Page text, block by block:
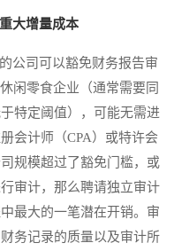
大增量成本
司可以豁免财务报告审
闲零食企业（通常需要同
特定阈值），可能无需进
会计师（CPA）或特许会
规模超过了豁免门槛，或
审计，那么聘请独立审计
最大的一笔潜在开销。审
务记录的质量以及审计所